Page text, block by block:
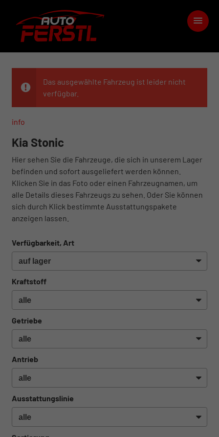
Das ausgewählte Fahrzeug ist leider nicht
verfügbar.
info
Kia Stonic
Hier sehen Sie die Fahrzeuge, die sich in unserem Lager
befinden und sofort ausgeliefert werden können.
Klicken Sie in das Foto oder einen Fahrzeugnamen, um
alle Details dieses Fahrzeugs zu sehen. Oder Sie können
sich durch Klick bestimmte Ausstattungspakete
anzeigen lassen.
Verfügbarkeit, Art
Kraftstoff
Getriebe
Antrieb
Ausstattungslinie